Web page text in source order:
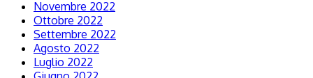
Novembre 2022
Ottobre 2022
Settembre 2022
Agosto 2022
Luglio 2022